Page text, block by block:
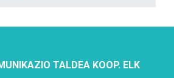
TALDEA KOOP. ELK